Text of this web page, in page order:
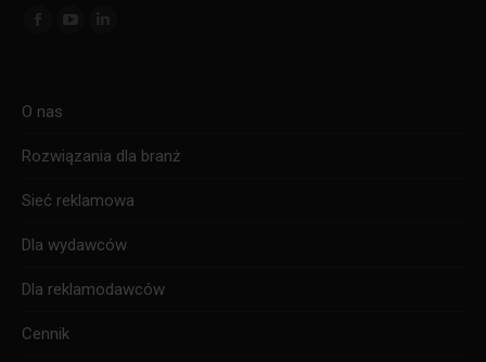
Znajdź nas na:
O nas
Rozwiązania dla branż
Sieć reklamowa
Dla wydawców
Dla reklamodawców
Cennik